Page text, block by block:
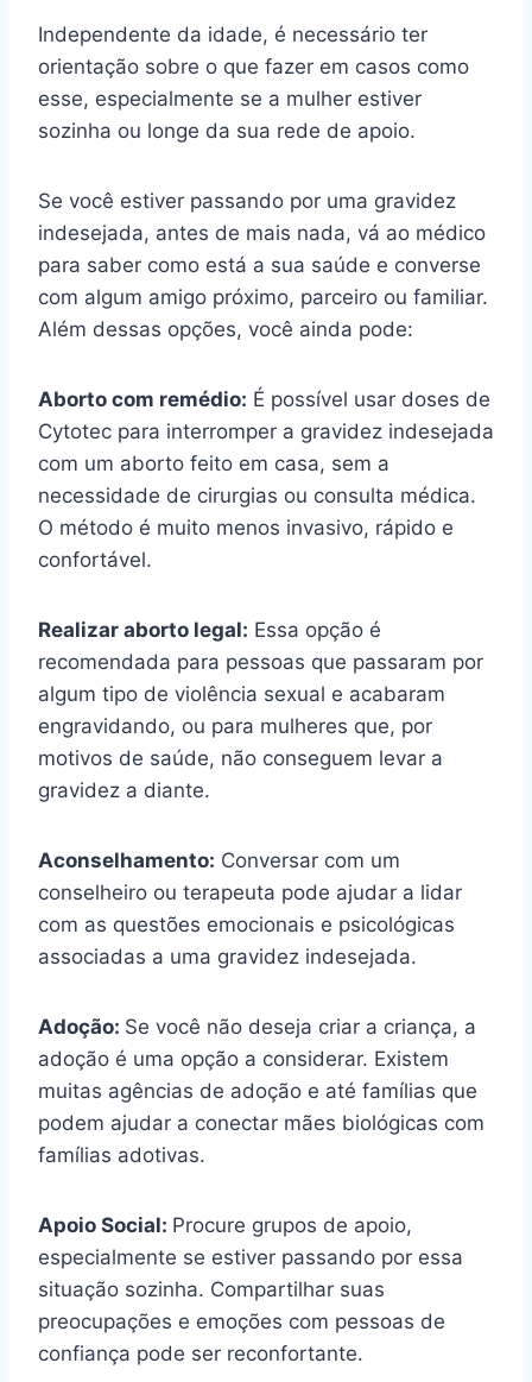
Independente da idade, é necessário ter
orientação sobre o que fazer em casos como
esse, especialmente se a mulher estiver
sozinha ou longe da sua rede de apoio.
Se você estiver passando por uma gravidez
indesejada, antes de mais nada, vá ao médico
para saber como está a sua saúde e converse
com algum amigo próximo, parceiro ou familiar.
Além dessas opções, você ainda pode:
Aborto com remédio: É possível usar doses de
Cytotec para interromper a gravidez indesejada
com um aborto feito em casa, sem a
necessidade de cirurgias ou consulta médica.
O método é muito menos invasivo, rápido e
confortável.
Realizar aborto legal: Essa opção é
recomendada para pessoas que passaram por
algum tipo de violência sexual e acabaram
engravidando, ou para mulheres que, por
motivos de saúde, não conseguem levar a
gravidez a diante.
Aconselhamento: Conversar com um
conselheiro ou terapeuta pode ajudar a lidar
com as questões emocionais e psicológicas
associadas a uma gravidez indesejada.
Adoção: Se você não deseja criar a criança, a
adoção é uma opção a considerar. Existem
muitas agências de adoção e até famílias que
podem ajudar a conectar mães biológicas com
famílias adotivas.
Apoio Social: Procure grupos de apoio,
especialmente se estiver passando por essa
situação sozinha. Compartilhar suas
preocupações e emoções com pessoas de
confiança pode ser reconfortante.